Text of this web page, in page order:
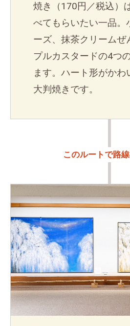
焼き（170円／税込）
べてもらいたい一品。
ーズ、抹茶クリームぜ
プルカスタードの4つ
ます。ハート形がかわ
大判焼きです。
このルートで路